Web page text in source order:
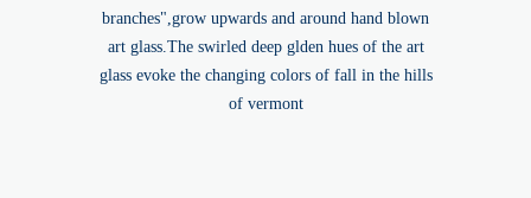
branches",grow upwards and around hand blown
art glass.The swirled deep glden hues of the art
glass evoke the changing colors of fall in the hills
of vermont